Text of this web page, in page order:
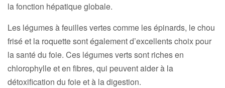
la fonction hépatique globale.
Les légumes à feuilles vertes comme les épinards, le chou
frisé et la roquette sont également d’excellents choix pour
la santé du foie. Ces légumes verts sont riches en
chlorophylle et en fibres, qui peuvent aider à la
détoxification du foie et à la digestion.